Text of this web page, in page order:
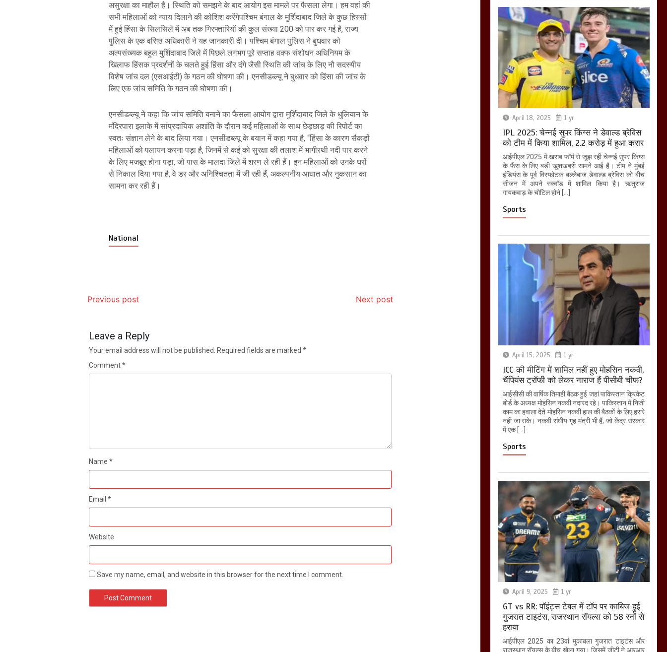
असुरक्षा का माहौल है। स्थिति को समझने के बाद आयोग इस मामले पर फैसला लेगा। हम वहां की
सभी महिलाओं को न्याय दिलाने की कोशिश करेंगेपश्चिम बंगाल के मुर्शिदाबाद जिले के कुछ हिस्सों
में हुई हिंसा के सिलसिले में अब तक गिरफ्तारियों की कुल संख्या 200 को पार कर गई है, राज्य
पुलिस के एक वरिष्ठ अधिकारी ने यह जानकारी दी। पश्चिम बंगाल पुलिस ने बुधवार को
अल्पसंख्यक बहुल मुर्शिदाबाद जिले में पिछले लगभग पूरे सप्ताह वक्फ संशोधन अधिनियम के
खिलाफ हिंसक प्रदर्शनों के चलते हुई हिंसा और दंगे जैसी स्थिति की जांच के लिए नौ सदस्यीय
विशेष जांच दल (एसआईटी) के गठन की घोषणा की। एनसीडब्ल्यू ने बुधवार को हिंसा की जांच के
लिए एक जांच समिति के गठन की घोषणा की।
एनसीडब्ल्यू ने कहा कि जांच समिति बनाने का फैसला आयोग द्वारा मुर्शिदाबाद जिले के धुलियान के
मंदिरपारा इलाके में सांप्रदायिक अशांति के दौरान कई महिलाओं के साथ छेड़छाड़ की रिपोर्ट का
स्वतः संज्ञान लेने के बाद लिया गया। एनसीडब्ल्यू के बयान में कहा गया है, “हिंसा के कारण सैकड़ों
महिलाओं को पलायन करना पड़ा है, जिनमें से कई को सुरक्षा की तलाश में भागीरथी नदी पार करने
के लिए मजबूर होना पड़ा, जो पास के मालदा जिले में शरण ले रही हैं। इन महिलाओं को उनके घरों
से निकाल दिया गया है, वे डर और अनिश्चितता में जी रही हैं, अकल्पनीय आघात और नुकसान का
सामना कर रही हैं।
National
Previous post Next post
Leave a Reply
Your email address will not be published. Required fields are marked *
Comment*
Name *
Email *
Website
Save my name, email, and website in this browser for the next time I comment.
April 18, 2025 1 yr
IPL 2025: चेन्नई सुपर किंग्स ने डेवाल्ड ब्रेविस
को टीम में किया शामिल, 2.2 करोड़ में हुआ करार
आईपीएल 2025 में खराब फॉर्म से जूझ रही चेन्नई सुपर किंग्स
के फैंस के लिए बड़ी खुशखबरी सामने आई है। टीम ने मुंबई
इंडियंस के पूर्व विस्फोटक बल्लेबाज डेवाल्ड ब्रेविस को बीच
सीजन में अपने स्क्वॉड में शामिल किया है। ऋतुराज
गायकवाड़ के चोटिल होने […]
Sports
April 15, 2025 1 yr
ICC की मीटिंग में शामिल नहीं हुए मोहसिन नकवी,
चैंपियंस ट्रॉफी को लेकर नाराज हैं पीसीबी चीफ?
आईसीसी की वार्षिक तिमाही बैठक हुई जहां पाकिस्तान क्रिकेट
बोर्ड के अध्यक्ष मोहसिन नकवी नदारद रहे। पाकिस्तान में निजी
काम का हवाला देते मोहसिन नकवी हाल की बैठकों के लिए हरारे
नहीं जा सके। नकवी संघीय गृह मंत्री भी हैं, जो केंद्र सरकार
में एक […]
Sports
April 9, 2025 1 yr
GT vs RR: पॉइंट्स टेबल में टॉप पर काबिज हुई
गुजरात टाइटंस, राजस्थान रॉयल्स को 58 रनों से
हराया
आईपीएल 2025 का 23वां मुकाबला गुजरात टाइटंस और
राजस्थान रॉयल्स के बीच खेला गया। जिसमें जीटी ने आरआर